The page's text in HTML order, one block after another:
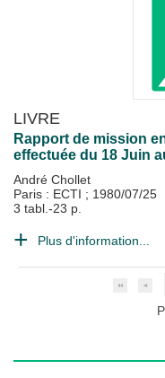
LIVRE
Rapport de mission
effectuée du 18 Juin
André Chollet
Paris : ECTI ; 1980/07/25
3 tabl.-23 p.
Plus d'information...